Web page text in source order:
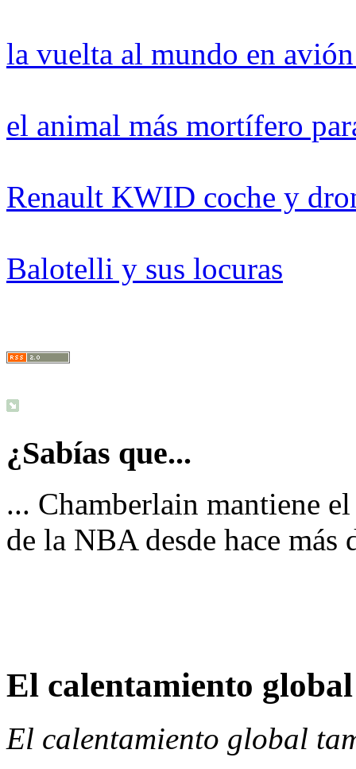
la vuelta al mundo en
el animal más mortífero
Renault KWID coche y
Balotelli y sus locuras
¿Sabías que...
... Chamberlain mantiene
de la NBA desde hace más
El calentamiento
El calentamiento global